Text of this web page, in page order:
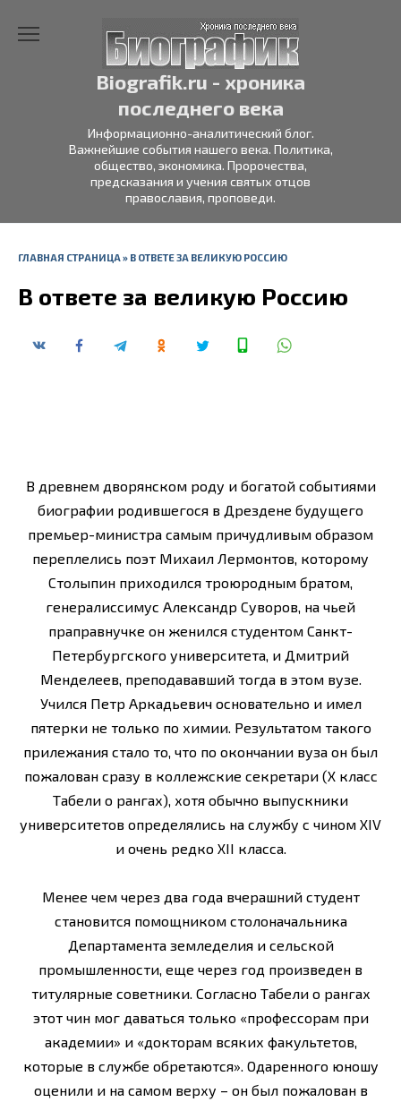
Biografik.ru - хроника
последнего века
Информационно-аналитический блог.
Важнейшие события нашего века. Политика,
общество, экономика. Пророчества,
предсказания и учения святых отцов
православия, проповеди.
ГЛАВНАЯ СТРАНИЦА» В ОТВЕТЕ ЗА ВЕЛИКУЮ РОССИЮ
В ответе за великую Россию
В древнем дворянском роду и богатой событиями
биографии родившегося в Дрездене будущего
премьер-министра самым причудливым образом
переплелись поэт Михаил Лермонтов, которому
Столыпин приходился троюродным братом,
генералиссимус Александр Суворов, на чьей
праправнучке он женился студентом Санкт-
Петербургского университета, и Дмитрий
Менделеев, преподававший тогда в этом вузе.
Учился Петр Аркадьевич основательно и имел
пятерки не только по химии. Результатом такого
прилежания стало то, что по окончании вуза он был
пожалован сразу в коллежские секретари (X класс
Табели о рангах), хотя обычно выпускники
университетов определялись на службу с чином XIV
и очень редко XII класса.
Менее чем через два года вчерашний студент
становится помощником столоначальника
Департамента земледелия и сельской
промышленности, еще через год произведен в
титулярные советники. Согласно Табели о рангах
этот чин мог даваться только «профессорам при
академии» и «докторам всяких факультетов,
которые в службе обретаются». Одаренного юношу
оценили и на самом верху – он был пожалован в